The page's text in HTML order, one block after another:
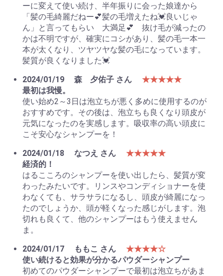
ーに変えて使い続け、半年振りに会った娘達から
「髪の毛綺麗だねー💕髪の毛増えたね💓良いじゃ
ん」と言ってもらい 大満足💕 抜け毛が減ったの
かは不明ですが、確実にコシがあり、髪の毛一本一
本が太くなり、ツヤツヤな髪の毛になっています。
髪質が良くなりました💓
2024/01/19
森 夕佑子 さん
★★★★★
最初は我慢。
使い始め2～3日は泡立ちが悪く多めに使用するのが
おすすめです。その後は、泡立ちも良くなり頭皮が
元気になったのを実感します。吸収率の高い頭皮に
こそ安心なシャンプーを！
2024/01/18
なつえ さん
★★★★★
経済的！
はるこころのシャンプーを使い出したら、髪質が変
わったみたいです。リンスやコンディショナーを使
わなくても、サラサラになるし、頭皮が綺麗になっ
たのでしょうか、頭が軽くなった感じがします。泡
切れも良くて、他のシャンプーはもう使えません
ま。
2024/01/17
ももこ さん
★★★★☆
使い続けると効果が分かるパウダーシャンプー
初めてのパウダーシャンプーで最初は泡立ちがあま